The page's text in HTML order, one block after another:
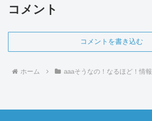
コメント
コメントを書き込む
ホーム aaaそうなの！なるほど！情報